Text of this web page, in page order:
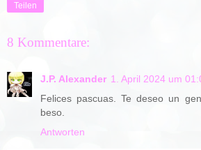
Teilen
8 Kommentare:
J.P. Alexander 1. April 2024 um
Felices pascuas. Te deseo un
beso.
Antworten